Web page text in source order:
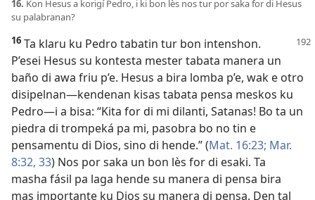
16. Kon Hesus a korigí Pedro, i ki bon lès nos tur por saka for di Hesus
su palabranan?
16 Ta klaru ku Pedro tabatin tur bon intenshon.
P’esei Hesus su kontesta mester tabata manera un
baño di awa friu p’e. Hesus a bira lomba p’e, wak e otro
disipelnan—kendenan kisas tabata pensa meskos ku
Pedro—i a bisa: “Kita for di mi dilanti, Satanas! Bo ta un
piedra di trompeká pa mi, pasobra bo no tin e
pensamentu di Dios, sino di hende.” (Mat. 16:23; Mar.
8:32, 33) Nos por saka un bon lès for di esaki. Ta
masha fásil pa laga hende su manera di pensa bira
mas importante ku Dios su manera di pensa. Den tal